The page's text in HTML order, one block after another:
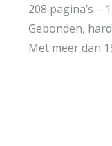
208 pagina’s –
Gebonden,
Met meer dan